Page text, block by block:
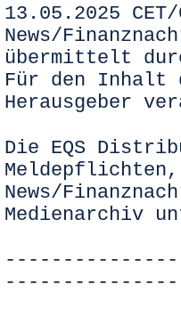
13.05.2025
News/
übermittelt
Für den
Herausgeber
Die EQS
News/
Medienarchiv